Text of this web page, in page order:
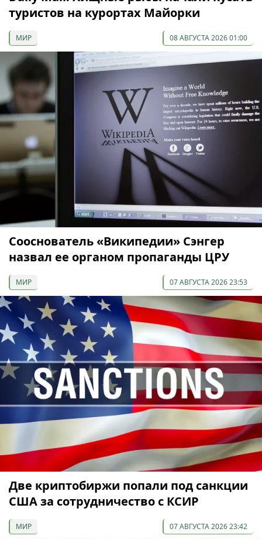
туристов на курортах Майорки
МИР 08 АВГУСТА 2026 01:00
Сооснователь «Википедии» Сэнгер
назвал ее органом пропаганды ЦРУ
МИР 07 АВГУСТА 2026 23:53
Две криптобиржи попали под санкции
США за сотрудничество с КСИР
МИР 07 АВГУСТА 2026 23:42